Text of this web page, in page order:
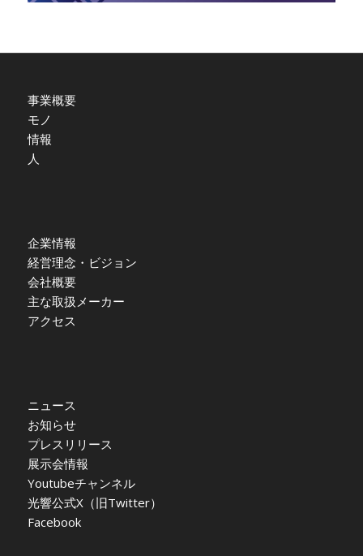
事業概要
モノ
情報
人
企業情報
経営理念・ビジョン
会社概要
主な取扱メーカー
アクセス
ニュース
お知らせ
プレスリリース
展示会情報
Youtubeチャンネル
光響公式X（旧Twitter）
Facebook